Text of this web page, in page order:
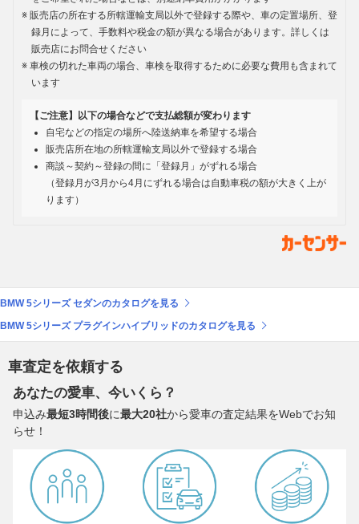
販売店の所在する所轄運輸支局以外で登録する際や、車の定置場所、登
録月によって、手数料や税金の額が異なる場合があります。詳しくは
販売店にお問合せください
車検の切れた車両の場合、車検を取得するために必要な費用も含まれて
います
【ご注意】以下の場合などで支払総額が変わります
自宅などの指定の場所へ陸送納車を希望する場合
販売店所在地の所轄運輸支局以外で登録する場合
商談～契約～登録の間に「登録月」がずれる場合
（登録月が3月から4月にずれる場合は自動車税の額が大きく上が
ります）
BMW 5シリーズ セダンのカタログを見る
BMW 5シリーズ プラグインハイブリッドのカタログを見る
車査定を依頼する
あなたの愛車、今いくら？
申込み最短3時間後に最大20社から愛車の査定結果をWebでお知
らせ！